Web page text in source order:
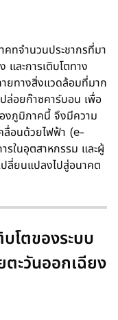
คทจำนวนประชากรที่มา
และการเติบโตทาง
ายทางสิ่งแวดล้อมที่มาก
ล่อยก๊าซคาร์บอน เพื่อ
งภูมิภาคนี้ จึงมีความ
ลื่อนด้วยไฟฟ้า (e-
ในอุตสาหกรรม และผู้
ลี่ยนแปลงไปสู่อนาคต
บโตของระบบ
ตะวันออกเฉียง